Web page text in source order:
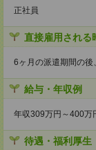
正社員
直接雇用される
6ヶ月の派遣期間の後
給与・年収例
年収309万円～400
待遇・福利厚生